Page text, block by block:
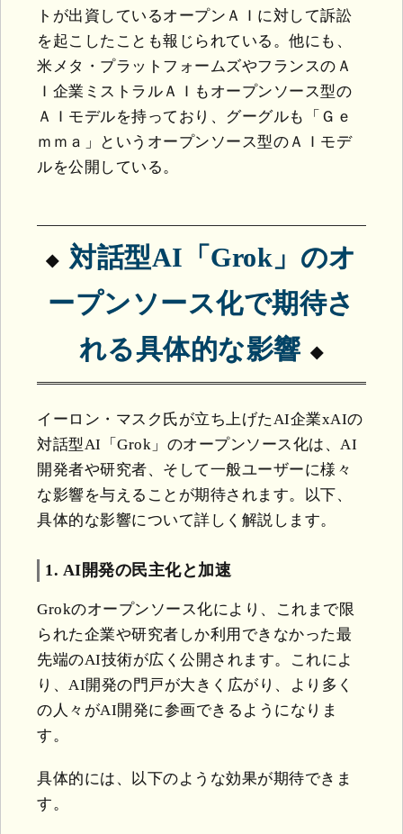
トが出資しているオープンＡＩに対して訴訟
を起こしたことも報じられている。他にも、
米メタ・プラットフォームズやフランスのＡ
Ｉ企業ミストラルＡＩもオープンソース型の
ＡＩモデルを持っており、グーグルも「Ｇｅ
ｍｍａ」というオープンソース型のＡＩモデ
ルを公開している。
対話型AI「Grok」のオ
ープンソース化で期待さ
れる具体的な影響
イーロン・マスク氏が立ち上げたAI企業xAIの
対話型AI「Grok」のオープンソース化は、AI
開発者や研究者、そして一般ユーザーに様々
な影響を与えることが期待されます。以下、
具体的な影響について詳しく解説します。
1. AI開発の民主化と加速
Grokのオープンソース化により、これまで限
られた企業や研究者しか利用できなかった最
先端のAI技術が広く公開されます。これによ
り、AI開発の門戸が大きく広がり、より多く
の人々がAI開発に参画できるようになりま
す。
具体的には、以下のような効果が期待できま
す。